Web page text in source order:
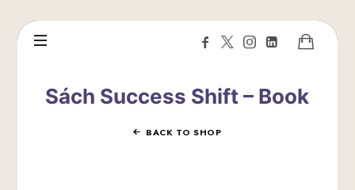
Sách Success Shift – Book
BACK TO SHOP